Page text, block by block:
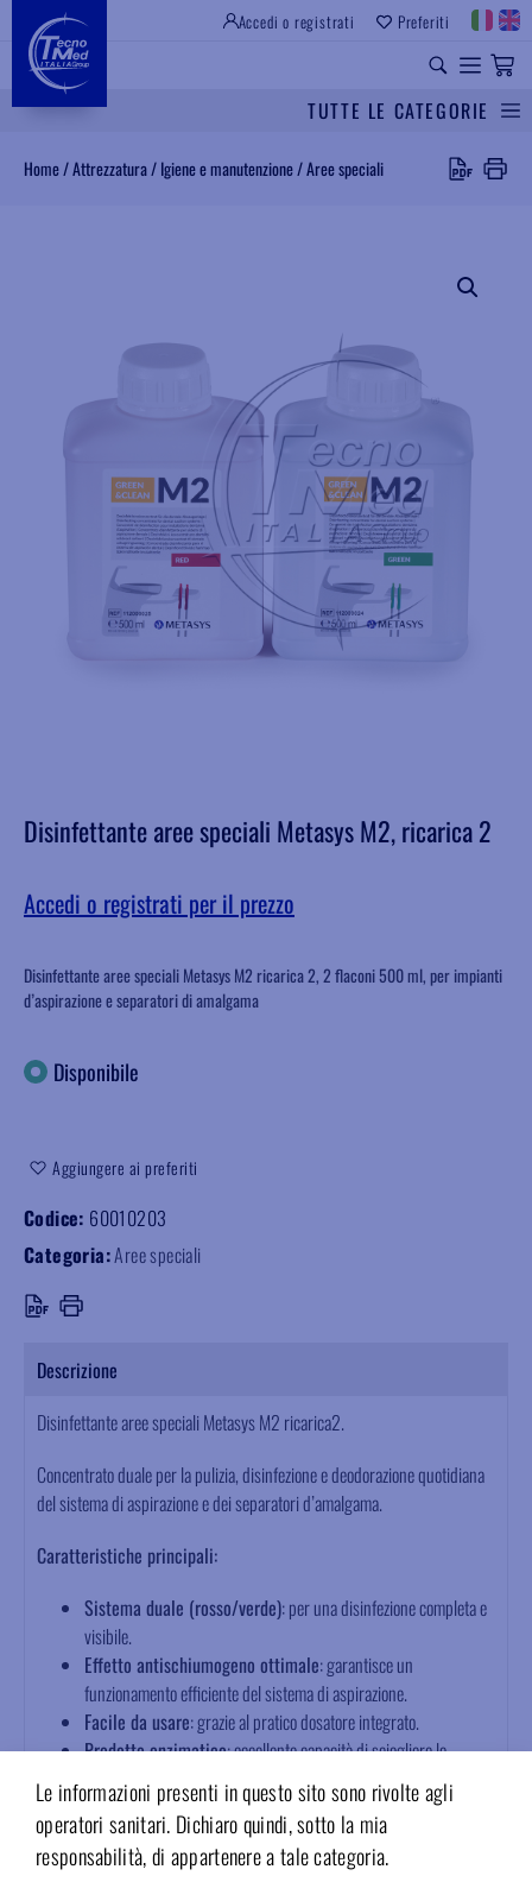
Le informazioni presenti in questo sito sono rivolte agli
operatori sanitari. Dichiaro quindi, sotto la mia
responsabilità, di appartenere a tale categoria.
Accedi o registrati Preferiti
TUTTE LE CATEGORIE
Home/Attrezzatura/ Igiene e manutenzione/Aree speciali
Disinfettante aree speciali Metasys M2, ricarica 2
Accedi o registrati per il prezzo
Disinfettante aree speciali Metasys M2 ricarica 2, 2 flaconi 500 ml, per impianti
d’aspirazione e separatori di amalgama
Disponibile
Aggiungere ai preferiti
Codice: 60010203
Categoria:Aree speciali
Descrizione
Disinfettante aree speciali Metasys M2 ricarica2.
Concentrato duale per la pulizia, disinfezione e deodorazione quotidiana
del sistema di aspirazione e dei separatori d’amalgama.
Caratteristiche principali:
Sistema duale (rosso/verde): per una disinfezione completa e
visibile.
Effetto antischiumogeno ottimale: garantisce un
funzionamento efficiente del sistema di aspirazione.
Facile da usare: grazie al pratico dosatore integrato.
Prodotto enzimatico: eccellente capacità di sciogliere le
proteine.
Compatibilità universale: ideale per tutti i separatori
d’amalgama e i sistemi aria/acqua.
Certificazione: CE 0044.